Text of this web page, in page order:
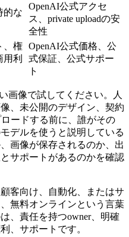
的な
OpenAI公式アクセ
ス、private uploadの安
全性
、権
利
OpenAI公式価格、公
式保証、公式サポー
ト
画像で試してください。人
、未公開のデザイン、契約
ードする前に、誰がその
デルを使うと説明している
画像が保存されるのか、出
サポートがあるのかを確認
客向け、自動化、またはサ
無料オンラインという言葉
、責任を持つowner、明確
、サポートです。